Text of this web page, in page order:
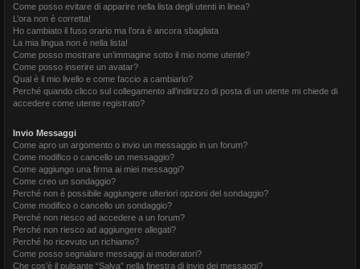
Come posso evitare di apparire nella lista degli utenti in linea?
L’ora non è corretta!
Ho cambiato il fuso orario ma l’ora è ancora sbagliata
La mia lingua non è nella lista!
Come posso mostrare un’immagine sotto il mio nome utente?
Come posso inserire un avatar?
Qual è il mio livello e come faccio a cambiarlo?
Perché quando clicco sul collegamento all’indirizzo di posta di un utente mi chiede di
accedere come utente registrato?
Invio Messaggi
Come apro un argomento o invio un messaggio in un forum?
Come modifico o cancello un messaggio?
Come aggiungo una firma ai miei messaggi?
Come creo un sondaggio?
Perché non è possibile aggiungere ulteriori opzioni del sondaggio?
Come modifico o cancello un sondaggio?
Perché non riesco ad accedere a un forum?
Perché non riesco ad aggiungere allegati?
Perché ho ricevuto un richiamo?
Come posso segnalare messaggi ai moderatori?
Che cos’è il pulsante “Salva” nella finestra di invio dei messaggi?